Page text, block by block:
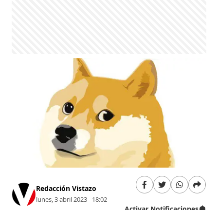
Redacción Vistazo
lunes, 3 abril 2023 - 18:02